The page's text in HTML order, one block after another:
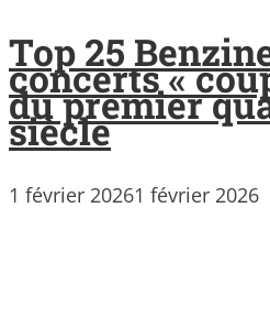
Top 25
concerts «
du premier
siècle
1 février 20261 février 2026